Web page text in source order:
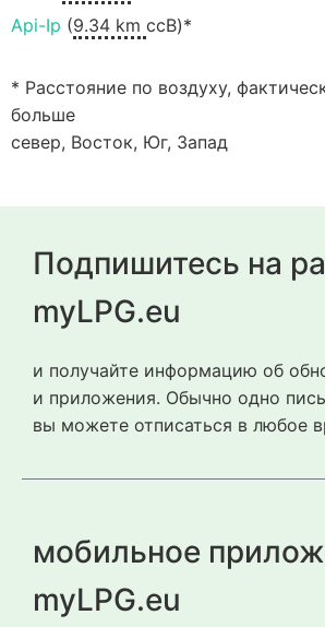
Api-Ip (9.34 km ссВ)*
* Расстояние по воздуху,
больше
север, Восток, Юг, Запад
Подпишитесь на
myLPG.eu
и получайте информацию об
и приложения. Обычно одно
вы можете отписаться в любое
мобильное
myLPG.eu